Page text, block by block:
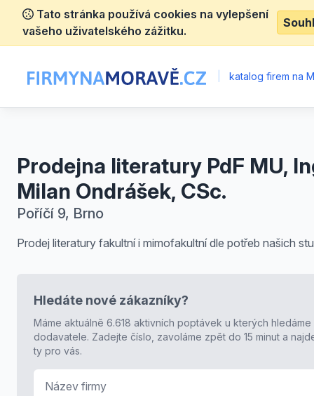
Tato stránka používá cookies na vylepšení
vašeho uživatelského zážitku.
katalog firem na
Prodejna literatury PdF MU,
Milan Ondrášek, CSc.
Poříčí 9, Brno
Prodej literatury fakultní i mimofakultní dle potřeb našich
Hledáte nové zákazníky?
Máme aktuálně 6.618 aktivních poptávek u kterých hledáme
dodavatele. Zadejte číslo, zavoláme zpět do 15 minut a
ty pro vás.